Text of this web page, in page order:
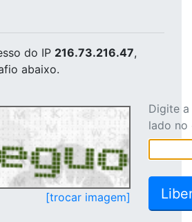
do IP 216.73.216.47,
abaixo.
[trocar imagem]
Digite
lado no